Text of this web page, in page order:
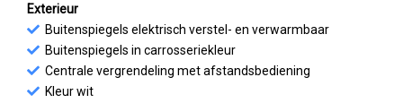
Exterieur
Buitenspiegels elektrisch verstel- en verwarmbaar
Buitenspiegels in carrosseriekleur
Centrale vergrendeling met afstandsbediening
Kleur wit